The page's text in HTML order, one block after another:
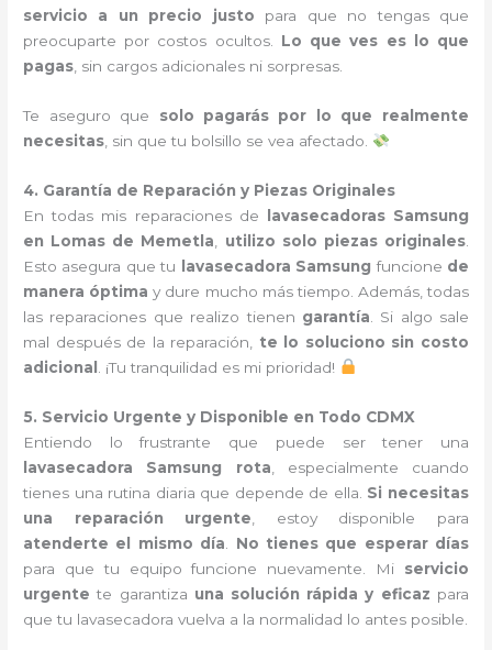
servicio a un precio justo para que no tengas que
preocuparte por costos ocultos. Lo que ves es lo que
pagas , sin cargos adicionales ni sorpresas.
Te aseguro que solo pagarás por lo que realmente
necesitas , sin que tu bolsillo se vea afectado.
4. Garantía de Reparación y Piezas Originales
En todas mis reparaciones de
lavasecadoras Samsung
en Lomas de Memetla
utilizo solo piezas originales.
Esto asegura que tu
lavasecadora Samsung funcione de
manera óptima y dure mucho más tiempo. Además, todas
las reparaciones que realizo tienen garantía . Si algo sale
mal después de la reparación, te lo soluciono sin costo
adicional
. ¡Tu tranquilidad es mi prioridad!
5. Servicio Urgente y Disponible en Todo CDMX
Entiendo lo frustrante que puede ser tener una
lavasecadora Samsung rota , especialmente cuando
tienes una rutina diaria que depende de ella. Si necesitas
una reparación urgente , estoy disponible para
atenderte el mismo día
No tienes que esperar días
para que tu equipo funcione nuevamente. Mi servicio
urgente te garantiza una solución rápida y eficaz para
que tu lavasecadora vuelva a la normalidad lo antes posible.